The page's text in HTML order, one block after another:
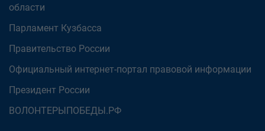
области
Парламент Кузбасса
Правительство России
Официальный интернет-портал правовой информации
Президент России
ВОЛОНТЕРЫПОБЕДЫ.РФ